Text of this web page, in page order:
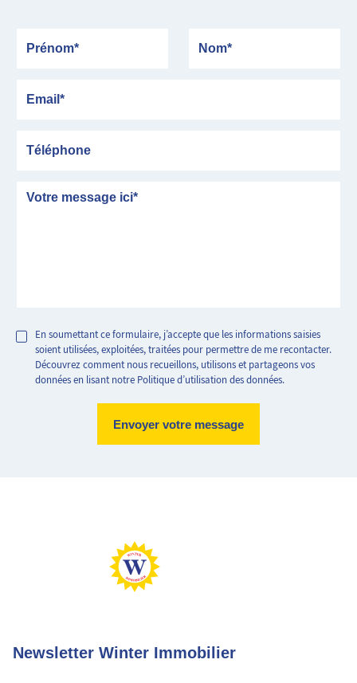
Message
En soumettant ce formulaire, j’accepte que les informations saisies
soient utilisées, exploitées, traitées pour permettre de me recontacter.
Découvrez comment nous recueillons, utilisons et partageons vos
données en lisant notre Politique d’utilisation des données.
Emission de CO2 très importantes
Newsletter Winter Immobilier